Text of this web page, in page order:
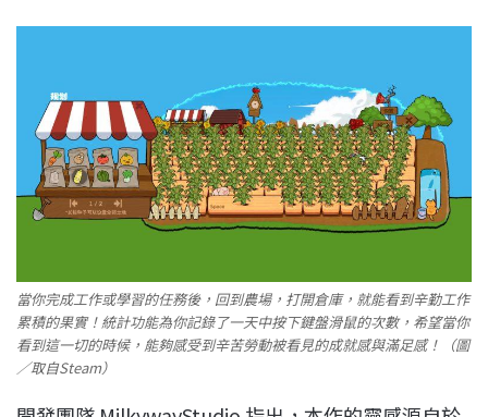
當你完成工作或學習的任務後，回到農場，打開倉庫，就能看到辛勤工作
累積的果實！統計功能為你記錄了一天中按下鍵盤滑鼠的次數，希望當你
看到這一切的時候，能夠感受到辛苦勞動被看見的成就感與滿足感！（圖
／取自Steam）